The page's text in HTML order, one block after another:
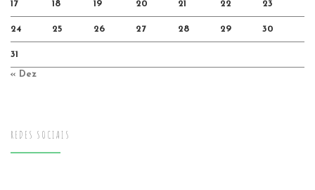
17 18 19 20 21 22 23
24 25 26 27 28 29 30
31
« Dez
REDES SOCIAIS